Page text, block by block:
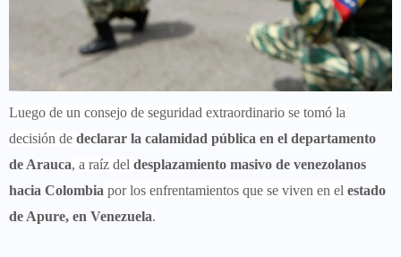
Luego de un consejo de seguridad extraordinario se tomó la
decisión de declarar la calamidad pública en el departamento
de Arauca, a raíz del desplazamiento masivo de venezolanos
hacia Colombia por los enfrentamientos que se viven en el estado
de Apure, en Venezuela.